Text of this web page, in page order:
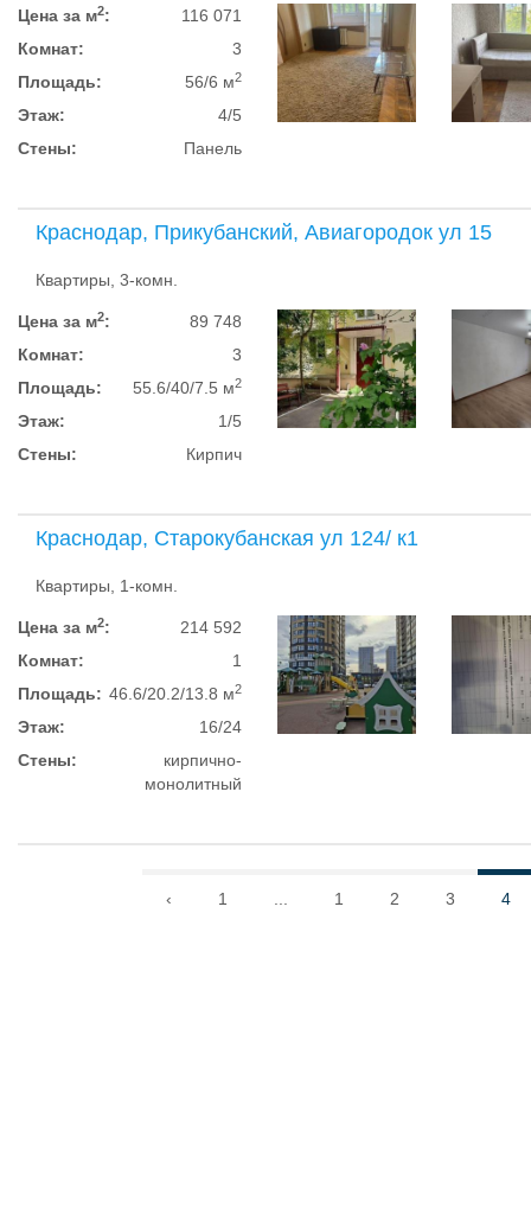
Цена за м2:
116 071
Комнат:
3
Площадь:
56/6 м2
Этаж:
4/5
Стены:
Панель
Краснодар, Прикубанский, Авиагородок ул 15
Квартиры, 3-комн.
Цена за м2:
89 748
Комнат:
3
Площадь:
55.6/40/7.5 м2
Этаж:
1/5
Стены:
Кирпич
Краснодар, Старокубанская ул 124/ к1
Квартиры, 1-комн.
Цена за м2:
214 592
Комнат:
1
Площадь: 46.6/20.2/13.8 м2
Этаж:
16/24
Стены:
кирпично-
монолитный
‹ 1 1 2 3 4